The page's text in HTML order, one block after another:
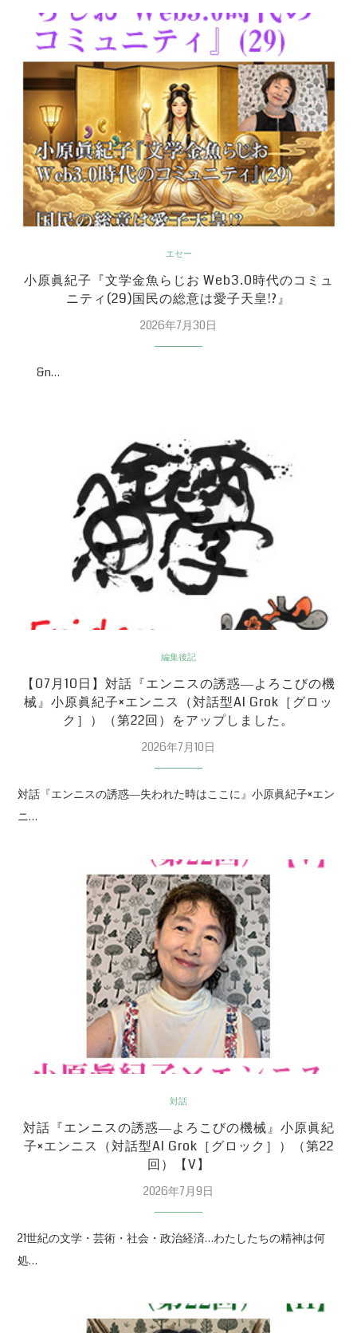
エセー
小原眞紀子『文学金魚らじお Web3.0時代のコミュ
ニティ(29)国民の総意は愛子天皇!?』
2026年7月30日
&n…
編集後記
【07月10日】対話『エンニスの誘惑―よろこびの機
械』小原眞紀子×エンニス（対話型AI Grok［グロッ
ク］）（第22回）をアップしました。
2026年7月10日
対話『エンニスの誘惑―失われた時はここに』小原眞紀子×エン
ニ…
対話
対話『エンニスの誘惑―よろこびの機械』小原眞紀
子×エンニス（対話型AI Grok［グロック］）（第22
回）【V】
2026年7月9日
21世紀の文学・芸術・社会・政治経済…わたしたちの精神は何
処…